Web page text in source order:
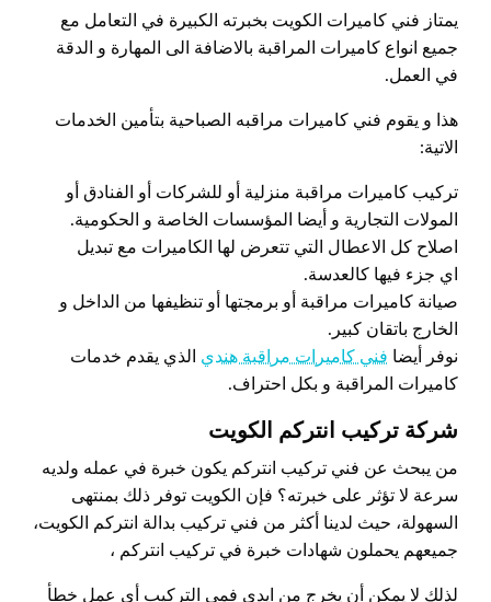
يمتاز فني كاميرات الكويت بخبرته الكبيرة في التعامل مع
جميع انواع كاميرات المراقبة بالاضافة الى المهارة و الدقة
في العمل.
هذا و يقوم فني كاميرات مراقبه الصباحية بتأمين الخدمات
الاتية:
تركيب كاميرات مراقبة منزلية أو للشركات أو الفنادق أو
المولات التجارية و أيضا المؤسسات الخاصة و الحكومية.
اصلاح كل الاعطال التي تتعرض لها الكاميرات مع تبديل
اي جزء فيها كالعدسة.
صيانة كاميرات مراقبة أو برمجتها أو تنظيفها من الداخل و
الخارج باتقان كبير.
نوفر أيضا فني كاميرات مراقبة هندي الذي يقدم خدمات
كاميرات المراقبة و بكل احتراف.
شركة تركيب انتركم الكويت
من يبحث عن فني تركيب انتركم يكون خبرة في عمله ولديه
سرعة لا تؤثر على خبرته؟ فإن الكويت توفر ذلك بمنتهى
السهولة، حيث لدينا أكثر من فني تركيب بدالة انتركم الكويت،
جميعهم يحملون شهادات خبرة في تركيب انتركم ،
لذلك لا يمكن أن يخرج من ايدي فمي التركيب أي عمل خطأ